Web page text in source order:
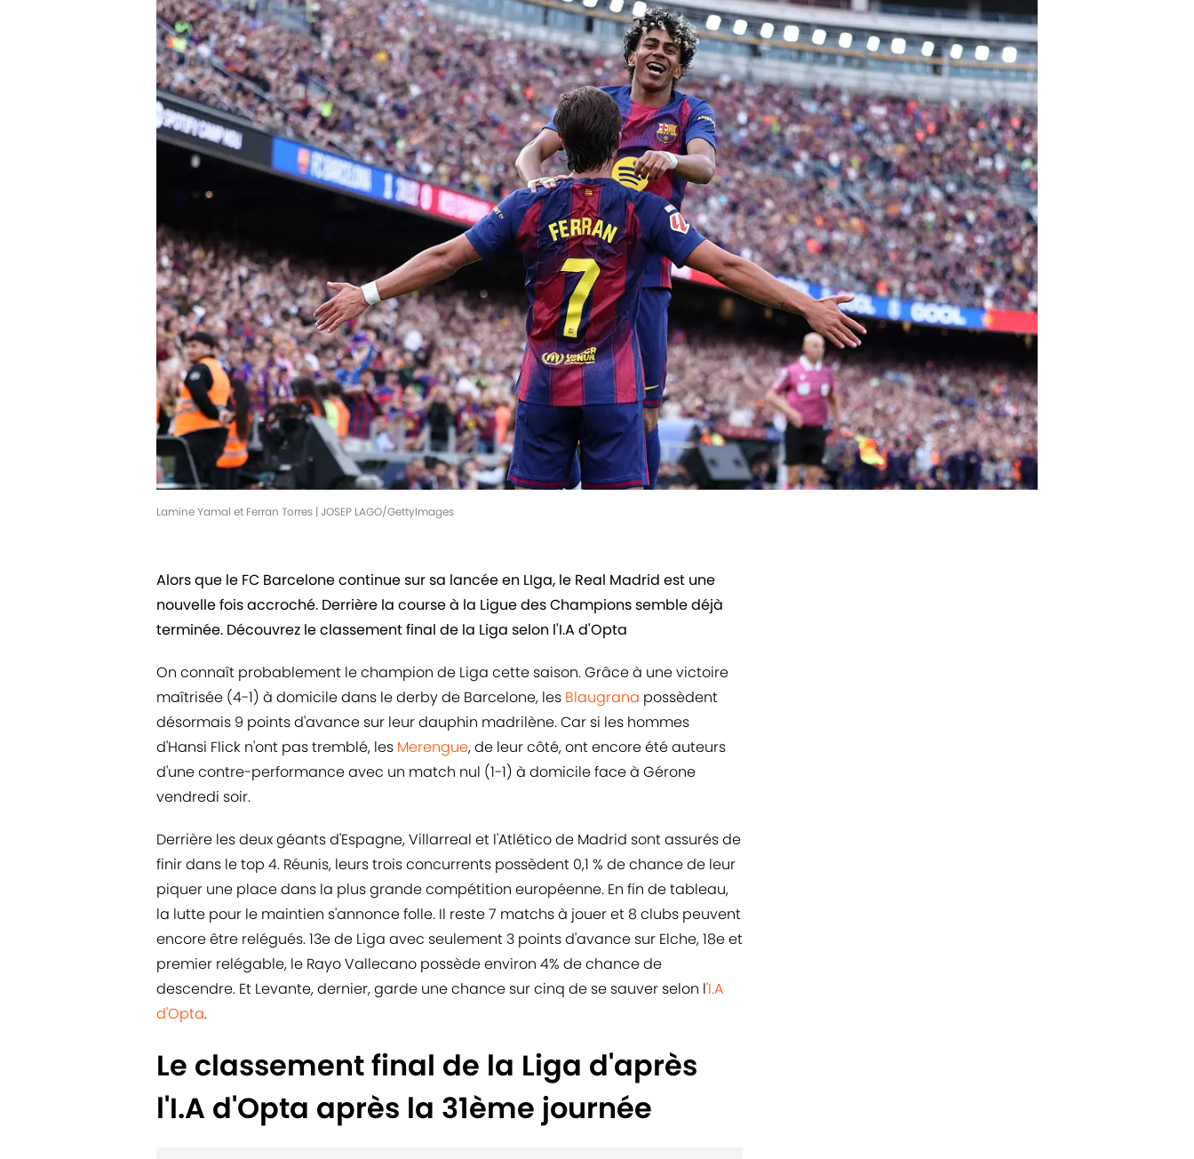
Lamine Yamal et Ferran Torres | JOSEP LAGO/GettyImages
Alors que le FC Barcelone continue sur sa lancée en LIga, le Real Madrid est une
nouvelle fois accroché. Derrière la course à la Ligue des Champions semble déjà
terminée. Découvrez le classement final de la Liga selon l'I.A d'Opta
On connaît probablement le champion de Liga cette saison. Grâce à une victoire
maîtrisée (4-1) à domicile dans le derby de Barcelone, les Blaugrana possèdent
désormais 9 points d'avance sur leur dauphin madrilène. Car si les hommes
d'Hansi Flick n'ont pas tremblé, les Merengue, de leur côté, ont encore été auteurs
d'une contre-performance avec un match nul (1-1) à domicile face à Gérone
vendredi soir.
Derrière les deux géants d'Espagne, Villarreal et l'Atlético de Madrid sont assurés de
finir dans le top 4. Réunis, leurs trois concurrents possèdent 0,1 % de chance de leur
piquer une place dans la plus grande compétition européenne. En fin de tableau,
la lutte pour le maintien s'annonce folle. Il reste 7 matchs à jouer et 8 clubs peuvent
encore être relégués. 13e de Liga avec seulement 3 points d'avance sur Elche, 18e et
premier relégable, le Rayo Vallecano possède environ 4% de chance de
descendre. Et Levante, dernier, garde une chance sur cinq de se sauver selon l'I.A
d'Opta.
Le classement final de la Liga d'après
l'I.A d'Opta après la 31ème journée